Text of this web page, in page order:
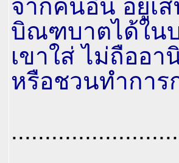
จากคนอื่น อยู่เ
บิณฑบาตได้ใน
เขาใส่ ไม่ถืออ
หรือชวนทำการ